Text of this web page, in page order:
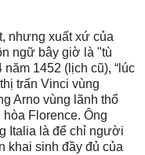
nhưng xuất xứ của
ngữ bây giờ là "tù
1452 (lịch cũ), “lúc
trấn Vinci vùng
Arno vùng lãnh thổ
Florence. Ông
Italia là để chỉ người
khai sinh đầy đủ của